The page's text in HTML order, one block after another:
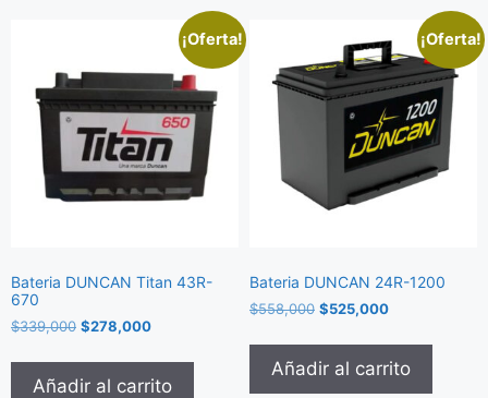
¡Oferta!
Bateria DUNCAN Titan 43R-
670
$339,000 $278,000
Añadir al carrito
¡Oferta!
Bateria DUNCAN 24R-1200
$558,000 $525,000
Añadir al carrito